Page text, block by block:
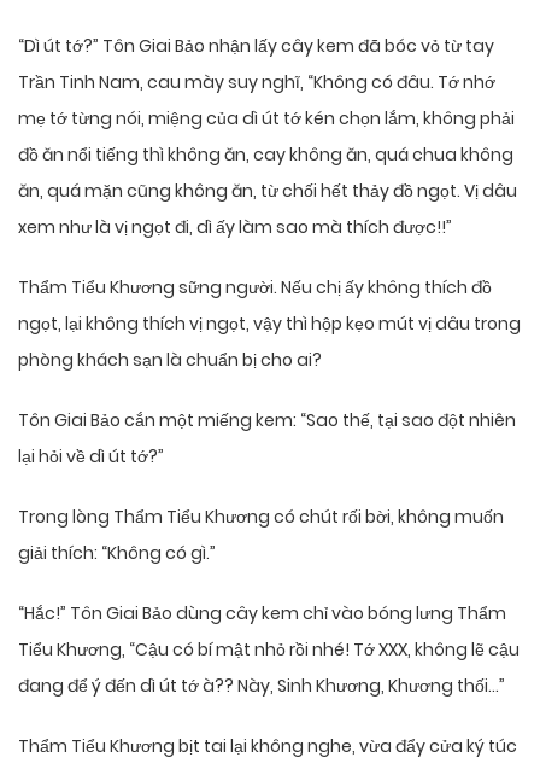
“Dì út tớ?” Tôn Giai Bảo nhận lấy cây kem đã bóc vỏ từ tay
Trần Tinh Nam, cau mày suy nghĩ, “Không có đâu. Tớ nhớ
mẹ tớ từng nói, miệng của dì út tớ kén chọn lắm, không phải
đồ ăn nổi tiếng thì không ăn, cay không ăn, quá chua không
ăn, quá mặn cũng không ăn, từ chối hết thảy đồ ngọt. Vị dâu
xem như là vị ngọt đi, dì ấy làm sao mà thích được!!”
Thẩm Tiểu Khương sững người. Nếu chị ấy không thích đồ
ngọt, lại không thích vị ngọt, vậy thì hộp kẹo mút vị dâu trong
phòng khách sạn là chuẩn bị cho ai?
Tôn Giai Bảo cắn một miếng kem: “Sao thế, tại sao đột nhiên
lại hỏi về dì út tớ?”
Trong lòng Thẩm Tiểu Khương có chút rối bời, không muốn
giải thích: “Không có gì.”
“Hắc!” Tôn Giai Bảo dùng cây kem chỉ vào bóng lưng Thẩm
Tiểu Khương, “Cậu có bí mật nhỏ rồi nhé! Tớ XXX, không lẽ cậu
đang để ý đến dì út tớ à?? Này, Sinh Khương, Khương thối…”
Thẩm Tiểu Khương bịt tai lại không nghe, vừa đẩy cửa ký túc